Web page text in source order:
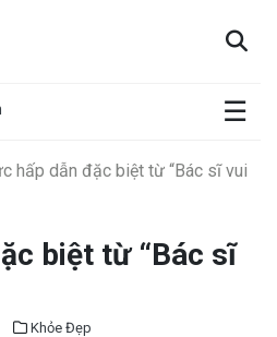
☰
×
hấp dẫn đặc biệt từ “Bác sĩ vui
biệt từ “Bác sĩ
Khỏe Đẹp